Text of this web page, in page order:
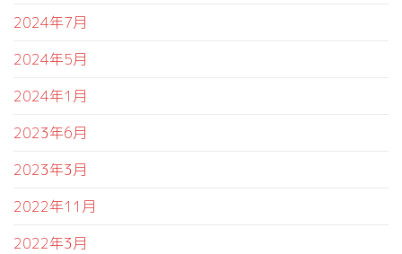
2024年7月
2024年5月
2024年1月
2023年6月
2023年3月
2022年11月
2022年3月